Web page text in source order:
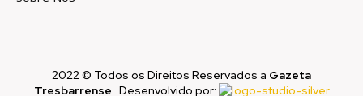
2022 © Todos os Direitos Reservados a Gazeta
Tresbarrense . Desenvolvido por: